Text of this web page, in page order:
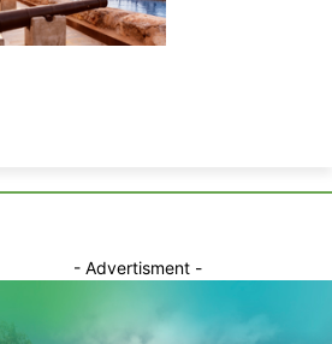
- Advertisment -